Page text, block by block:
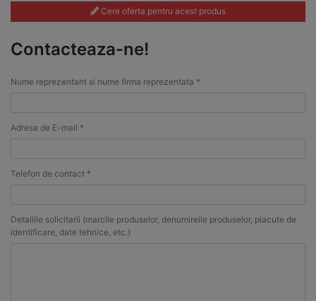
Cere oferta pentru acest produs
Contacteaza-ne!
Nume reprezentant si nume firma reprezentata *
Adresa de E-mail *
Telefon de contact *
Detaliile solicitarii (marcile produselor, denumireile produselor, placute de
identificare, date tehnice, etc.)